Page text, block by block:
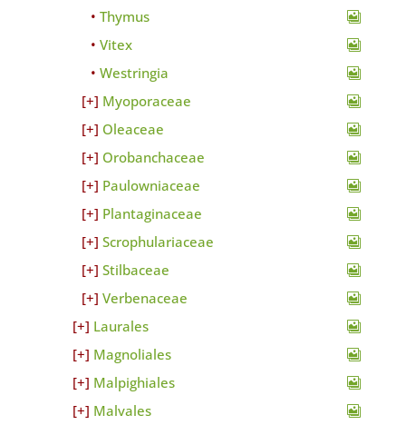
Thymus
Vitex
Westringia
Myoporaceae
Oleaceae
Orobanchaceae
Paulowniaceae
Plantaginaceae
Scrophulariaceae
Stilbaceae
Verbenaceae
Laurales
Magnoliales
Malpighiales
Malvales